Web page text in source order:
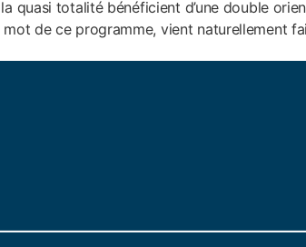
quasi totalité bénéficient d’une double
mot de ce programme, vient naturellement